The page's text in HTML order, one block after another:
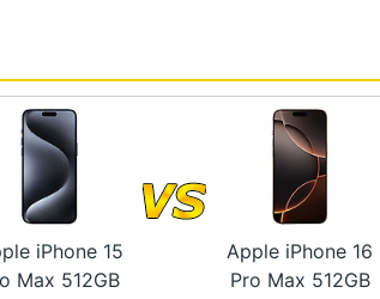
讀取模式
待 30 分鐘）
Qi 無線充電、15W Qi2 無線充電
iPhone 15
Max 512GB
Apple iPhone 16
Pro Max 512GB